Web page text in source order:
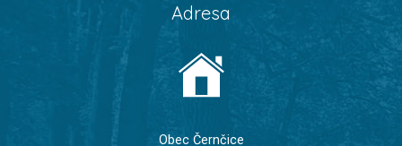
Adresa
Obec Černčice